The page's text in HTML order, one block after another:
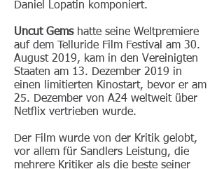
Daniel Lopatin komponiert.
Uncut Gemshatte seine Weltpremiere
auf dem Telluride Film Festival am 30.
August 2019, kam in den Vereinigten
Staaten am 13. Dezember 2019 in
einen limitierten Kinostart, bevor er am
25. Dezember von A24 weltweit über
Netflix vertrieben wurde.
Der Film wurde von der Kritik gelobt,
vor allem für Sandlers Leistung, die
mehrere Kritiker als die beste seiner